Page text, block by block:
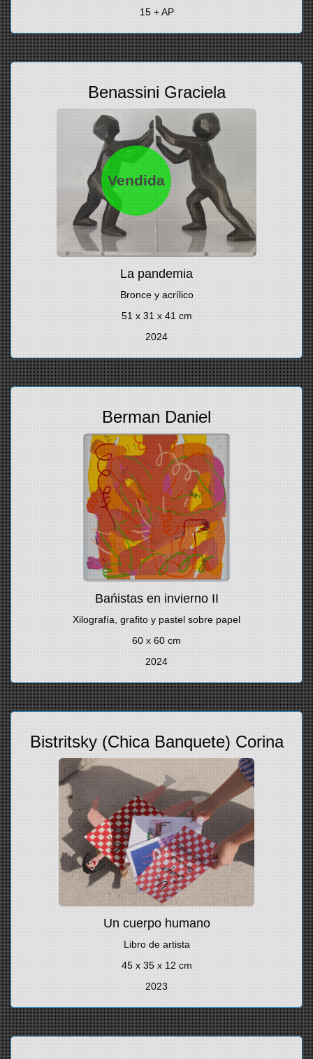
15 + AP
Vendida
Benassini Graciela
La pandemia
Bronce y acrílico
51 x 31 x 41 cm
2024
Berman Daniel
Bańistas en invierno II
Xilografía, grafito y pastel sobre papel
60 x 60 cm
2024
Bistritsky (Chica Banquete) Corina
Un cuerpo humano
Libro de artista
45 x 35 x 12 cm
2023